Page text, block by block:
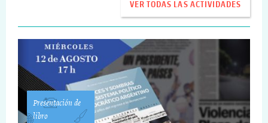
VER TODAS LAS ACTIVIDADES
Presentación de
libro